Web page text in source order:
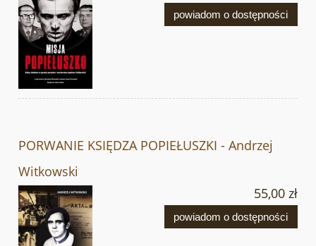
powiadom o dostępności
PORWANIE KSIĘDZA POPIEŁUSZKI - Andrzej
Witkowski
55,00 zł
powiadom o dostępności